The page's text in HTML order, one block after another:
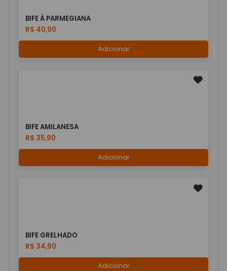
BIFE À PARMEGIANA
R$ 40,90
Adicionar
BIFE AMILANESA
R$ 35,90
Adicionar
BIFE GRELHADO
R$ 34,90
Adicionar